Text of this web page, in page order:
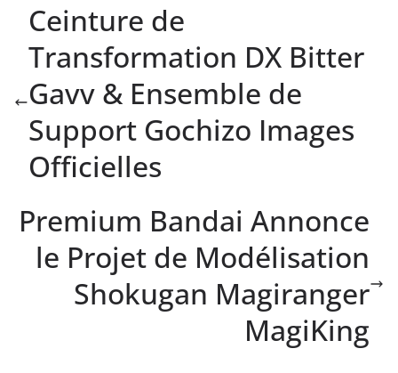
Ceinture de
Transformation DX Bitter
Gavv & Ensemble de
Support Gochizo Images
Officielles
Premium Bandai Annonce
le Projet de Modélisation
Shokugan Magiranger
MagiKing